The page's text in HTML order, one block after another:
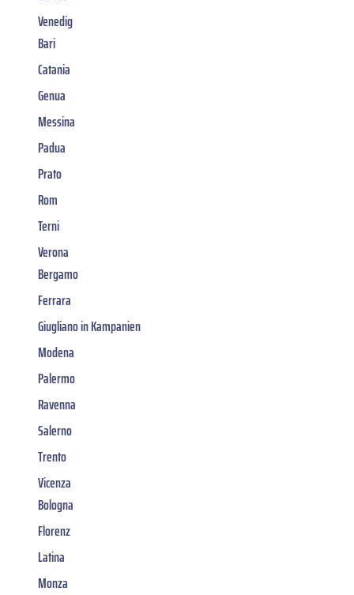
Venedig
Bari
Catania
Genua
Messina
Padua
Prato
Rom
Terni
Verona
Bergamo
Ferrara
Giugliano in Kampanien
Modena
Palermo
Ravenna
Salerno
Trento
Vicenza
Bologna
Florenz
Latina
Monza